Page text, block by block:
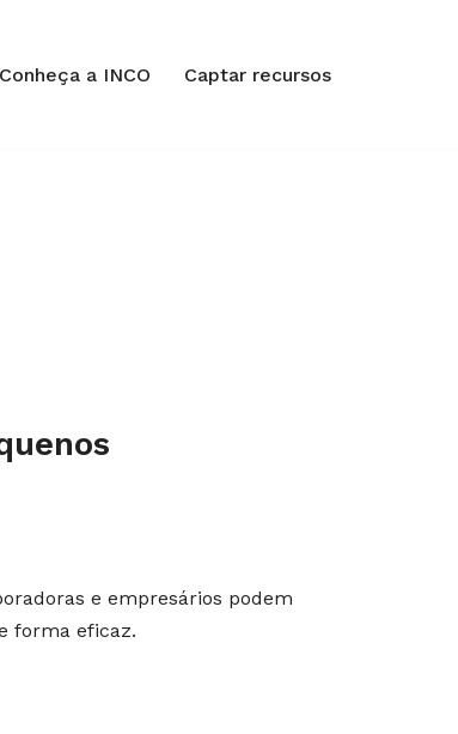
Conheça a INCO Captar recursos
e empresários podem
forma eficaz.